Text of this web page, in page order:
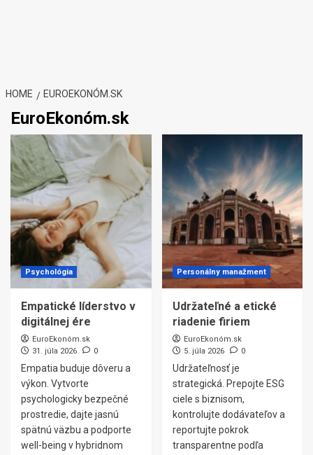
HOME EUROEKONÓM.SK
EuroEkonóm.sk
Psychológia
Empatické líderstvo v
digitálnej ére
EuroEkonóm.sk
31. júla 2026
0
Empatia buduje dôveru a
výkon. Vytvorte
psychologicky bezpečné
prostredie, dajte jasnú
spätnú väzbu a podporte
well-being v hybridnom
Personálny manažment
Udržateľné a etické
riadenie firiem
EuroEkonóm.sk
5. júla 2026
0
Udržateľnosť je
strategická. Prepojte ESG
ciele s biznisom,
kontrolujte dodávateľov a
reportujte pokrok
transparentne podľa